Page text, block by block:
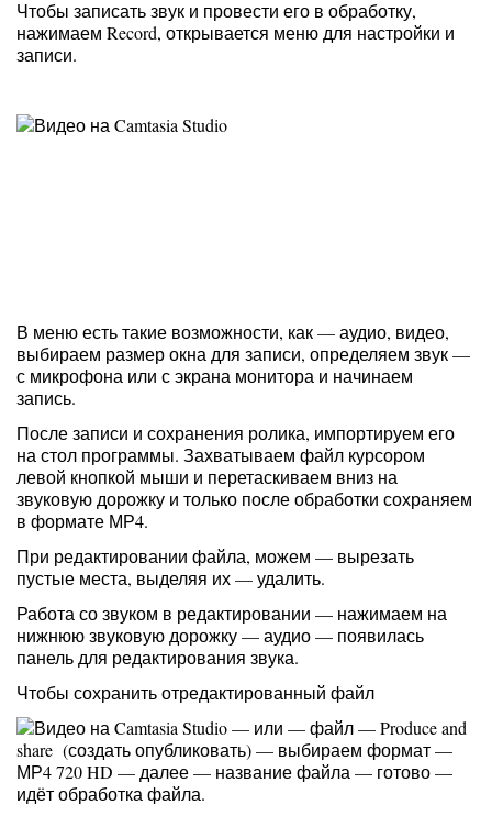
Чтобы записать звук и провести его в обработку,
нажимаем Record, открывается меню для настройки и
записи.
В меню есть такие возможности, как — аудио, видео,
выбираем размер окна для записи, определяем звук —
с микрофона или с экрана монитора и начинаем
запись.
После записи и сохранения ролика, импортируем его
на стол программы. Захватываем файл курсором
левой кнопкой мыши и перетаскиваем вниз на
звуковую дорожку и только после обработки сохраняем
в формате МР4.
При редактировании файла, можем — вырезать
пустые места, выделяя их — удалить.
Работа со звуком в редактировании — нажимаем на
нижнюю звуковую дорожку — аудио — появилась
панель для редактирования звука.
Чтобы сохранить отредактированный файл
— или — файл — Produce and
share (создать опубликовать) — выбираем формат —
МР4 720 HD — далее — название файла — готово —
идёт обработка файла.